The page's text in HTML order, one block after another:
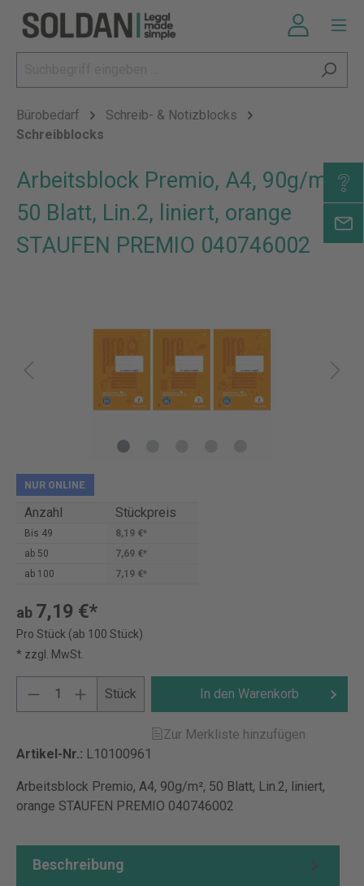
Bürobedarf
Schreib- & Notizblocks
Schreibblocks
Arbeitsblock Premio, A4, 90g/m²,
50 Blatt, Lin.2, liniert, orange
STAUFEN PREMIO 040746002
NUR ONLINE
Anzahl Stückpreis
Bis 49
8,19 €*
ab 50
7,69 €*
ab 100 7,19 €*
ab 7,19 €*
Pro Stück (ab 100 Stück)
* zzgl. MwSt.
Stück In den Warenkorb
Zur Merkliste hinzufügen
Artikel-Nr.: L10100961
Arbeitsblock Premio, A4, 90g/m², 50 Blatt, Lin.2, liniert,
orange STAUFEN PREMIO 040746002
Beschreibung